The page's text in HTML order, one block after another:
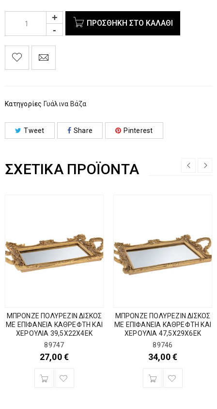
ΠΡΟΣΘΉΚΗ ΣΤΟ ΚΑΛΆΘΙ
Κατηγορίες Γυάλινα Βάζα
Tweet Share Pinterest
ΣΧΕΤΙΚΆ ΠΡΟΪΌΝΤΑ
ΜΠΡΟΝΖΕ ΠΟΛΥΡΕΖΙΝ ΔΙΣΚΟΣ
ΜΕ ΕΠΙΦΑΝΕΙΑ ΚΑΘΡΕΦΤΗ ΚΑΙ
ΧΕΡΟΥΛΙΑ 39,5Χ22Χ4ΕΚ
89747
27,00€
ΜΠΡΟΝΖΕ ΠΟΛΥΡΕΖΙΝ ΔΙΣΚΟΣ
ΜΕ ΕΠΙΦΑΝΕΙΑ ΚΑΘΡΕΦΤΗ ΚΑΙ
ΧΕΡΟΥΛΙΑ 47,5Χ29Χ6ΕΚ
89746
34,00€